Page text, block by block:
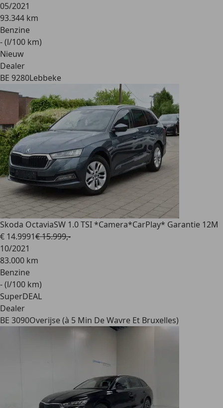
05/2021
93.344 km
Benzine
- (l/100 km)
Nieuw
Dealer
BE 9280Lebbeke
Skoda OctaviaSW 1.0 TSI *Camera*CarPlay* Garantie 12M
€ 14.9991€ 15.999,-
10/2021
83.000 km
Benzine
- (l/100 km)
SuperDEAL
Dealer
BE 3090Overijse (à 5 Min De Wavre Et Bruxelles)